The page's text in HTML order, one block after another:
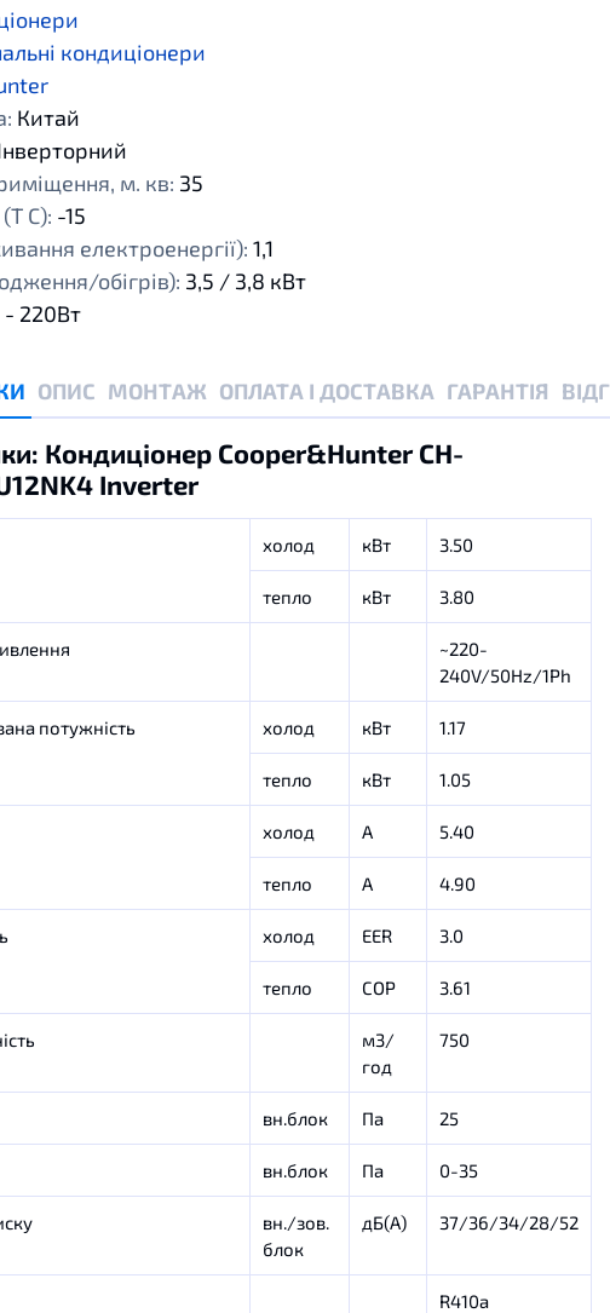
кондиціонери
Китай
м. кв: 35
С): -15
електроенергії): 1,1
обігрів): 3,5 / 3,8 кВт
- 220Вт
ОПИС МОНТАЖ ОПЛАТА І ДОСТАВКА ГАРАНТІЯ
Кондиціонер Cooper&Hunter CH-
Inverter
холод кВт 3.50
тепло кВт 3.80
~220-
240V/50Hz/1Ph
потужність холод кВт 1.17
тепло кВт 1.05
холод А 5.40
тепло А 4.90
холод EER 3.0
тепло COP 3.61
м3/
год
750
вн.блок Па 25
вн.блок Па 0-35
вн./зов.
блок
дБ(А) 37/36/34/28/52
R410a